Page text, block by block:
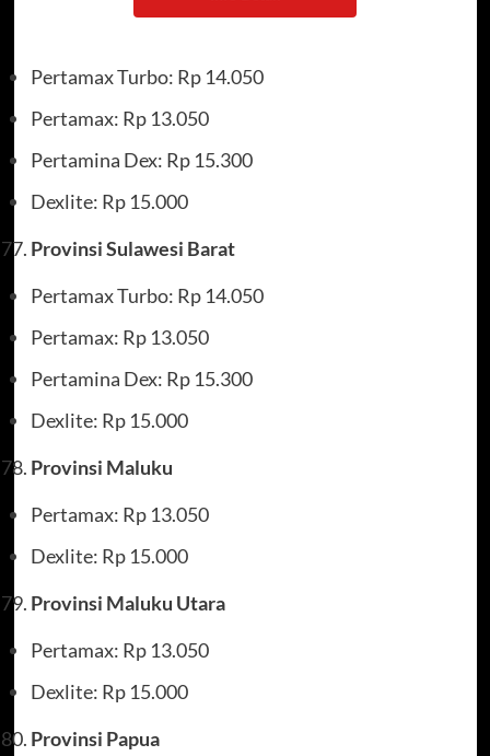
Pertamax Turbo: Rp 14.050
Pertamax: Rp 13.050
Pertamina Dex: Rp 15.300
Dexlite: Rp 15.000
Provinsi Sulawesi Barat
Pertamax Turbo: Rp 14.050
Pertamax: Rp 13.050
Pertamina Dex: Rp 15.300
Dexlite: Rp 15.000
Provinsi Maluku
Pertamax: Rp 13.050
Dexlite: Rp 15.000
Provinsi Maluku Utara
Pertamax: Rp 13.050
Dexlite: Rp 15.000
Provinsi Papua